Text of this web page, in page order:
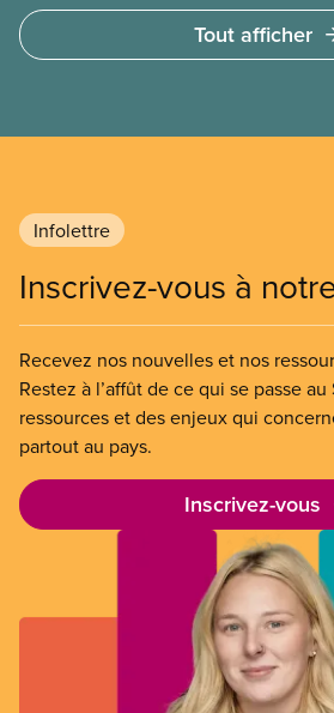
Canada. Cette étude de cas
revers des CIS en utilisant l’exemple
Tout afficher
Infolettre
Inscrivez-vous à
Recevez nos nouvelles et nos
Restez à l’affût de ce qui se passe
ressources et des enjeux qui
partout au pays.
Inscrivez-vous